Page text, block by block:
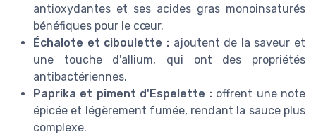
antioxydantes et ses acides gras monoinsaturés
bénéfiques pour le cœur.
Échalote et ciboulette :ajoutent de la saveur et
une touche d'allium, qui ont des propriétés
antibactériennes.
Paprika et piment d'Espelette :offrent une note
épicée et légèrement fumée, rendant la sauce plus
complexe.